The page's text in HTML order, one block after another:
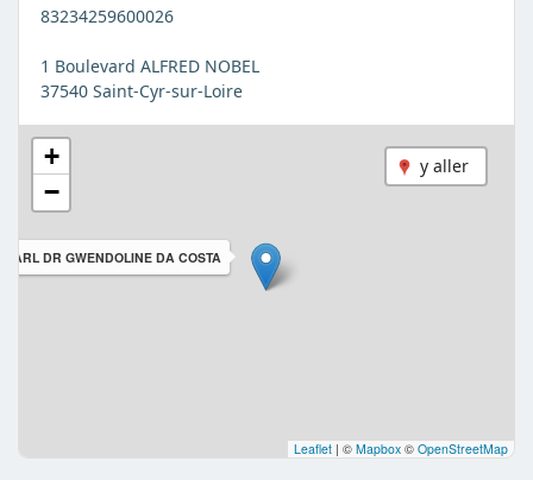
83234259600026
1 Boulevard ALFRED NOBEL
37540 Saint-Cyr-sur-Loire
y aller
DR GWENDOLINE DA COSTA
+
−
Leaflet | © Mapbox © OpenStreetMap